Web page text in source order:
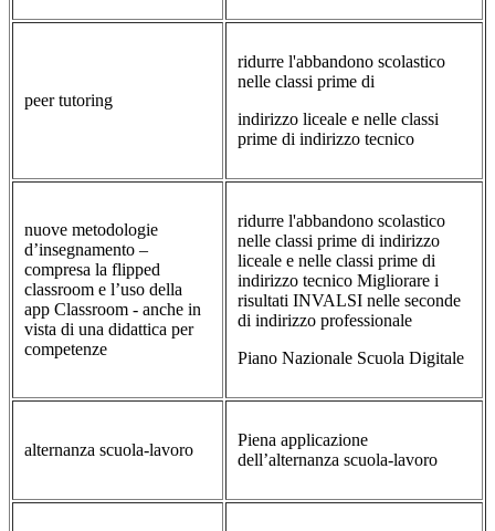
peer tutoring
ridurre l'abbandono scolastico
nelle classi prime di
indirizzo liceale e nelle classi
prime di indirizzo tecnico
nuove metodologie
d’insegnamento –
compresa la flipped
classroom e l’uso della
app Classroom - anche in
vista di una didattica per
competenze
ridurre l'abbandono scolastico
nelle classi prime di indirizzo
liceale e nelle classi prime di
indirizzo tecnico Migliorare i
risultati INVALSI nelle seconde
di indirizzo professionale
Piano Nazionale Scuola Digitale
alternanza scuola-lavoro
Piena applicazione
dell’alternanza scuola-lavoro